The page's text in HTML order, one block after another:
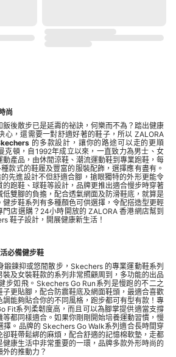
尚
後散步已是延壽的祕訣，何樂而不為？踏出健康
心，還需要一對舒適好著的鞋子，所以 ZALORA
的多款設計，讓你的路途可以走的更順
克頓，自1992年成立以來，一直致力為男士、女
產品，由休閒涼鞋、潮流運動鞋到專業跑鞋，每
款式的鞋履及豐富的服裝配飾，選擇應有盡有。
先進設計不但舒適合腳，搶眼獨特的外形更能令
跑鞋、球鞋等設計，品牌更推出適合慢步時穿著
低雙腳的負擔，配合透氣網面及防滑鞋底，就算是
步鞋系列有多種顏色可供選擇，令配搭造型更輕
店選購？24小時開放的 ZALORA 香港網店幫到
鞋子設計，開展健康新生活！
必備健步鞋
鍛鍊抑或悠閒散步，Skechers 的專業運動鞋系列
裝及女裝鞋款的系列非常照顧周到，多功能的出品
步如飛。Skechers Go Run系列是慢跑的不二之
更貼腳，配合防震鞋底及網面鞋頭，最適合喜歡
能夠貼合你的不同風格，跑步都可有型有款！專
Fit系列柔韌度高，而且可以為腳掌提供適當支撐
等都同樣適合。如果你剛剛開始培養運動習慣，慢
擇。品牌的 Skechers Go Walk系列適合長時間穿
鞋帶鬆綁的麻煩，配合舒適的記憶棉軟墊，走都
康生活中非常重要的一環，品牌多款外形時尚的
的推動力？